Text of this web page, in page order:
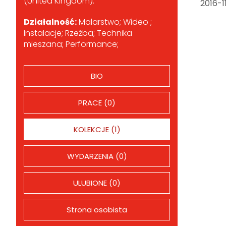
Działalność:Malarstwo; Wideo ;
Instalacje; Rzeźba; Technika
mieszana; Performance;
BIO
PRACE (0)
KOLEKCJE (1)
WYDARZENIA (0)
ULUBIONE (0)
Strona osobista
2016-